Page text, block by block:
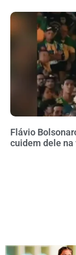
Flávio
cuidem dele na